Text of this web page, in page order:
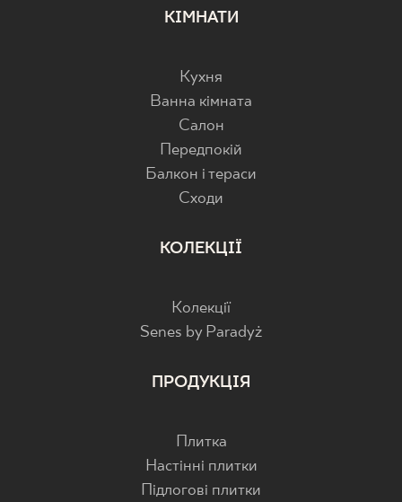
КІМНАТИ
Кухня
Ванна кімната
Салон
Передпокій
Балкон і тераси
Cходи
КОЛЕКЦІЇ
Колекції
Senes by Paradyż
ПРОДУКЦІЯ
Плитка
Настінні плитки
Підлогові плитки